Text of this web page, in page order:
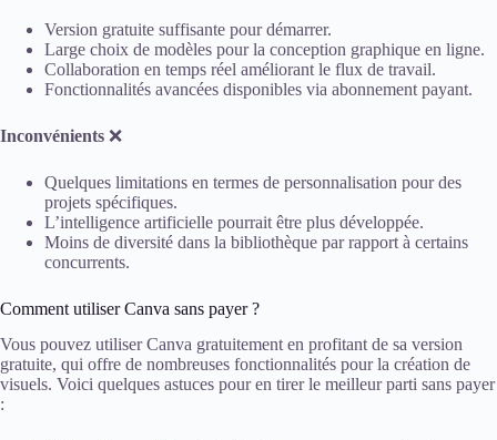
Version gratuite suffisante pour démarrer.
Large choix de modèles pour la conception graphique en ligne.
Collaboration en temps réel améliorant le flux de travail.
Fonctionnalités avancées disponibles via abonnement payant.
Inconvénients ❌
Quelques limitations en termes de personnalisation pour des
projets spécifiques.
L’intelligence artificielle pourrait être plus développée.
Moins de diversité dans la bibliothèque par rapport à certains
concurrents.
Comment utiliser Canva sans payer ?
Vous pouvez utiliser Canva gratuitement en profitant de sa version
gratuite, qui offre de nombreuses fonctionnalités pour la création de
visuels. Voici quelques astuces pour en tirer le meilleur parti sans payer
: